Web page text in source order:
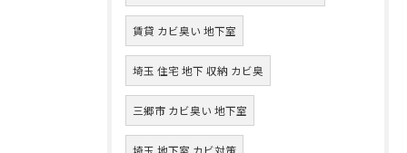
賃貸 カビ臭い 地下室
埼玉 住宅 地下 収納 カビ臭
三郷市 カビ臭い 地下室
埼玉 地下室 カビ対策